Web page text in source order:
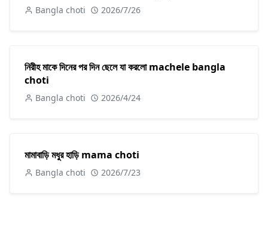
Bangla choti 2026/7/26
নিরীহ মাকে দিনের পর দিন ছেলে যা করলো machele bangla
choti
Bangla choti 2026/4/24
মামাবাড়ি মধুর হাড়ি mama choti
Bangla choti 2026/7/23